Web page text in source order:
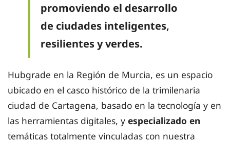
promoviendo el desarrollo
de ciudades inteligentes,
resilientes y verdes.
Hubgrade en la Región de Murcia, es un espacio
ubicado en el casco histórico de la trimilenaria
ciudad de Cartagena, basado en la tecnología y en
las herramientas digitales, y especializado en
temáticas totalmente vinculadas con nuestra